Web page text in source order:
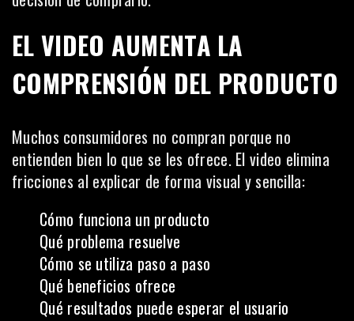
EL VIDEO AUMENTA LA
COMPRENSIÓN DEL PRODUCTO
Muchos consumidores no compran porque no
entienden bien lo que se les ofrece. El video elimina
fricciones al explicar de forma visual y sencilla:
Cómo funciona un producto
Qué problema resuelve
Cómo se utiliza paso a paso
Qué beneficios ofrece
Qué resultados puede esperar el usuario